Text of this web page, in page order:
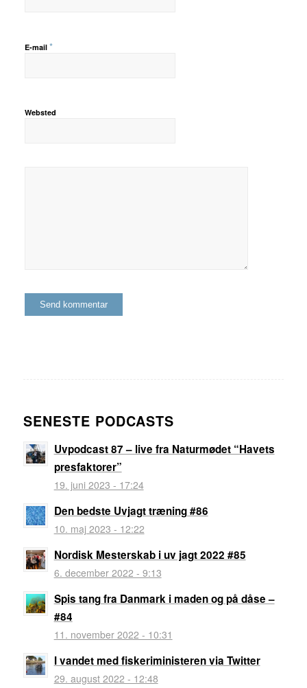
E-mail *
Websted
SENESTE PODCASTS
Uvpodcast 87 – live fra Naturmødet “Havets
presfaktorer”
19. juni 2023 - 17:24
Den bedste Uvjagt træning #86
10. maj 2023 - 12:22
Nordisk Mesterskab i uv jagt 2022 #85
6. december 2022 - 9:13
Spis tang fra Danmark i maden og på dåse –
#84
11. november 2022 - 10:31
I vandet med fiskeriministeren via Twitter
29. august 2022 - 12:48